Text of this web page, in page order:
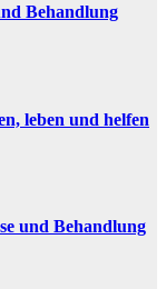
Behandlung
leben und helfen
und Behandlung